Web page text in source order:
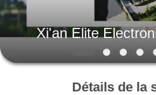
AU
SUJET
DE
NOUS
Xi'an Elite
Détails de la